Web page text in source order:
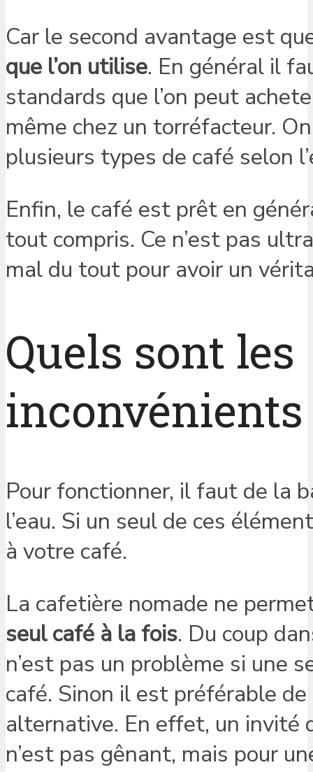
Car le second avantage est
que l’on utilise. En général il
standards que l’on peut
même chez un torréfacteur.
plusieurs types de café selon
Enfin, le café est prêt en
tout compris. Ce n’est pas
mal du tout pour avoir un
Quels sont les
inconvénients
Pour fonctionner, il faut de la
l’eau. Si un seul de ces
à votre café.
La cafetière nomade ne
seul café à la fois. Du coup
n’est pas un problème si une
café. Sinon il est préférable
alternative. En effet, un invité
n’est pas gênant, mais pour